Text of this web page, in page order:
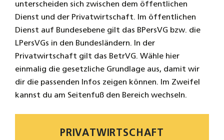
Eine erfolgreiche Jugend- und
Auszubildendenvertretung besticht
durch Kompetenz und Tatkraft nach
dem Motto „JAVen statt jammern“.
unterscheiden sich zwischen dem öffentlichen
Dienst und der Privatwirtschaft. Im öffentlichen
Dienst auf Bundesebene gilt das BPersVG bzw. die
LPersVGs in den Bundesländern. In der
Privatwirtschaft gilt das BetrVG. Wähle hier
einmalig die gesetzliche Grundlage aus, damit wir
dir die passenden Infos zeigen können. Im Zweifel
kannst du am Seitenfuß den Bereich wechseln.
PRIVATWIRTSCHAFT